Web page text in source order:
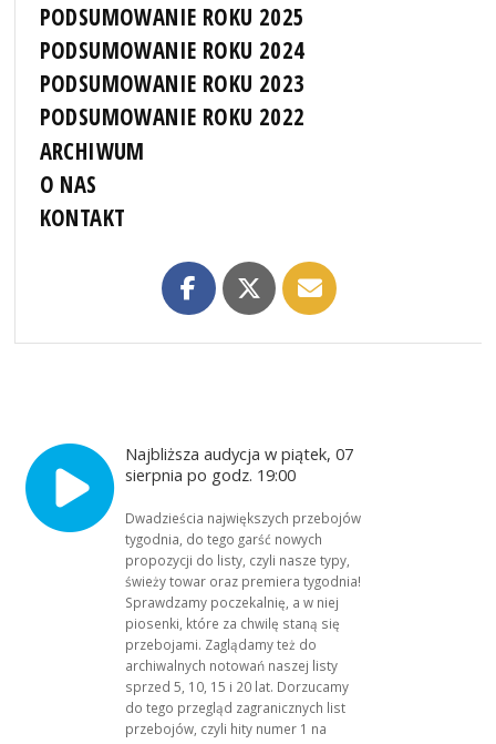
PODSUMOWANIE ROKU 2025
PODSUMOWANIE ROKU 2024
PODSUMOWANIE ROKU 2023
PODSUMOWANIE ROKU 2022
ARCHIWUM
O NAS
KONTAKT
Najbliższa audycja w piątek, 07
sierpnia po godz. 19:00
Dwadzieścia największych przebojów
tygodnia, do tego garść nowych
propozycji do listy, czyli nasze typy,
świeży towar oraz premiera tygodnia!
Sprawdzamy poczekalnię, a w niej
piosenki, które za chwilę staną się
przebojami. Zaglądamy też do
archiwalnych notowań naszej listy
sprzed 5, 10, 15 i 20 lat. Dorzucamy
do tego przegląd zagranicznych list
przebojów, czyli hity numer 1 na